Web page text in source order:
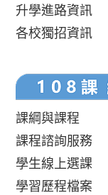
升學進路資訊
各校獨招資訊
課綱與課程
課程諮詢服務
學生線上選課
學習歷程檔案